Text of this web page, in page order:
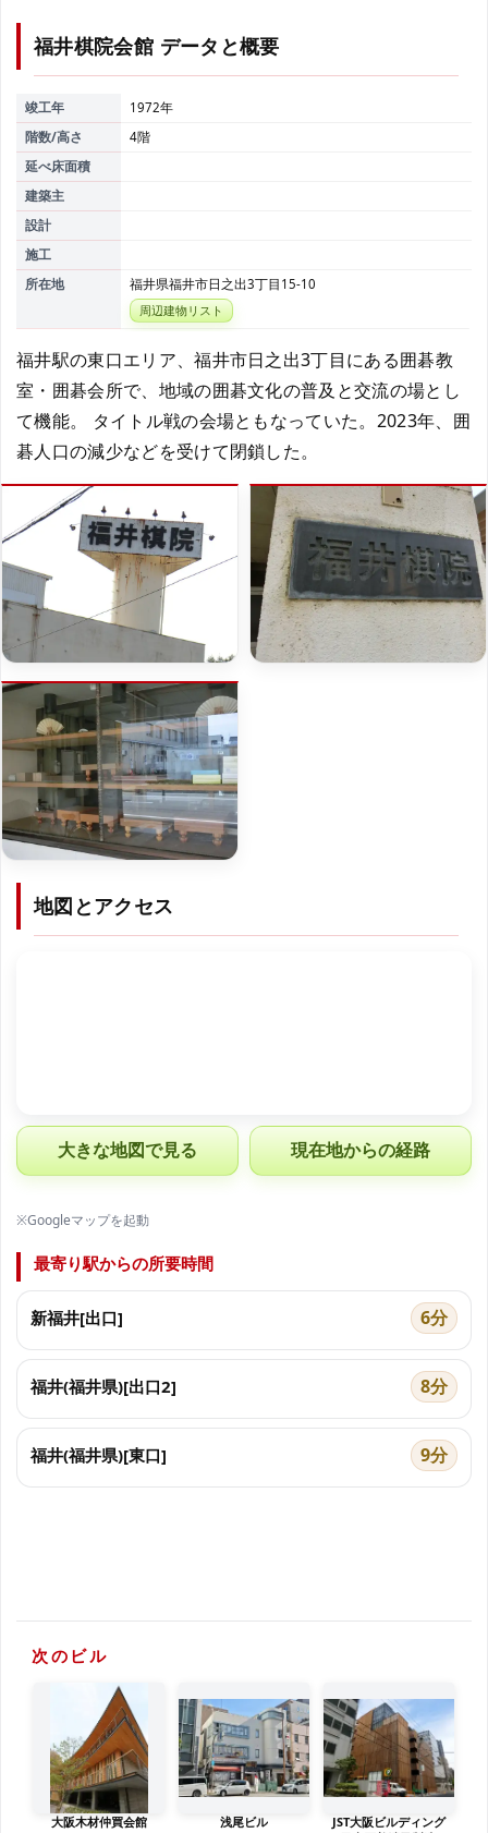
福井棋院会館 データと概要
竣工年
1972年
階数/高さ
4階
延べ床面積
建築主
設計
施工
所在地
福井県福井市日之出3丁目15-10
周辺建物リスト
福井駅の東口エリア、福井市日之出3丁目にある囲碁教
室・囲碁会所で、地域の囲碁文化の普及と交流の場とし
て機能。 タイトル戦の会場ともなっていた。2023年、囲
碁人口の減少などを受けて閉鎖した。
地図とアクセス
大きな地図で見る 現在地からの経路
※Googleマップを起動
最寄り駅からの所要時間
新福井[出口] 6分
福井(福井県)[出口2] 8分
福井(福井県)[東口] 9分
次のビル
大阪木材仲買会館 浅尾ビル
JST大阪ビルディング